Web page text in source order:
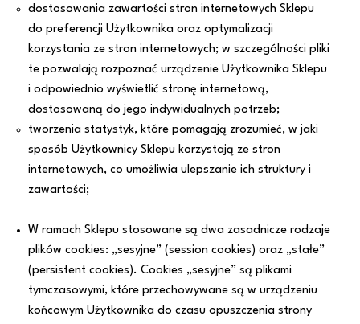
dostosowania zawartości stron internetowych Sklepu
do preferencji Użytkownika oraz optymalizacji
korzystania ze stron internetowych; w szczególności pliki
te pozwalają rozpoznać urządzenie Użytkownika Sklepu
i odpowiednio wyświetlić stronę internetową,
dostosowaną do jego indywidualnych potrzeb;
tworzenia statystyk, które pomagają zrozumieć, w jaki
sposób Użytkownicy Sklepu korzystają ze stron
internetowych, co umożliwia ulepszanie ich struktury i
zawartości;
W ramach Sklepu stosowane są dwa zasadnicze rodzaje
plików cookies: „sesyjne” (session cookies) oraz „stałe”
(persistent cookies). Cookies „sesyjne” są plikami
tymczasowymi, które przechowywane są w urządzeniu
końcowym Użytkownika do czasu opuszczenia strony